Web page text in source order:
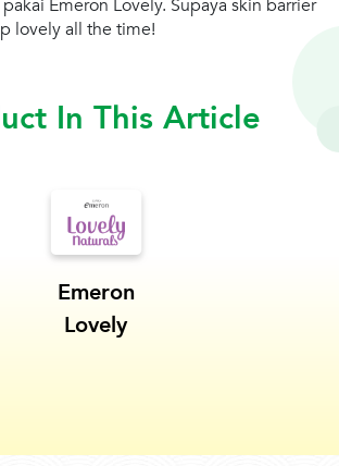
Emeron Lovely. Supaya skin barrier
lovely all the time!
In This Article
Emeron
Lovely